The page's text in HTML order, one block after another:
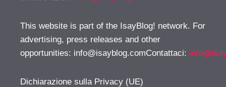
This website is part of the IsayBlog! network. For
advertising, press releases and other
opportunities: info@isayblog.comContattaci:
Dichiarazione sulla Privacy (UE)